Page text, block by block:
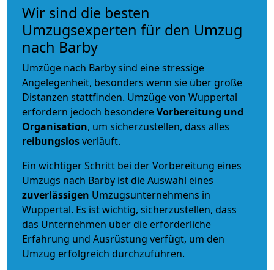
Wir sind die besten
Umzugsexperten für den Umzug
nach Barby
Umzüge nach Barby sind eine stressige
Angelegenheit, besonders wenn sie über große
Distanzen stattfinden. Umzüge von Wuppertal
erfordern jedoch besondereVorbereitung und
Organisation, um sicherzustellen, dass alles
reibungslosverläuft.
Ein wichtiger Schritt bei der Vorbereitung eines
Umzugs nach Barby ist die Auswahl eines
zuverlässigen Umzugsunternehmens in
Wuppertal. Es ist wichtig, sicherzustellen, dass
das Unternehmen über die erforderliche
Erfahrung und Ausrüstung verfügt, um den
Umzug erfolgreich durchzuführen.